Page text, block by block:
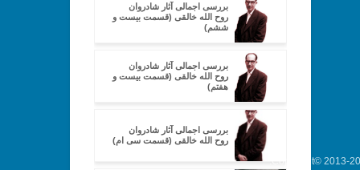
بررسی اجمالی آثار شادروان
روح الله خالقی (قسمت بیست و
ششم)
بررسی اجمالی آثار شادروان
روح الله خالقی (قسمت بیست و
هفتم)
بررسی اجمالی آثار شادروان
روح الله خالقی (قسمت سی ام)
Copyright© 2013-